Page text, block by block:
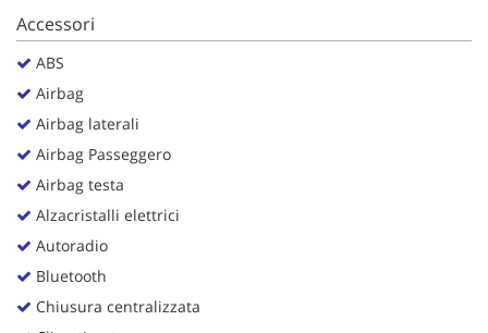
Accessori
ABS
Airbag
Airbag laterali
Airbag Passeggero
Airbag testa
Alzacristalli elettrici
Autoradio
Bluetooth
Chiusura centralizzata
impostazioni